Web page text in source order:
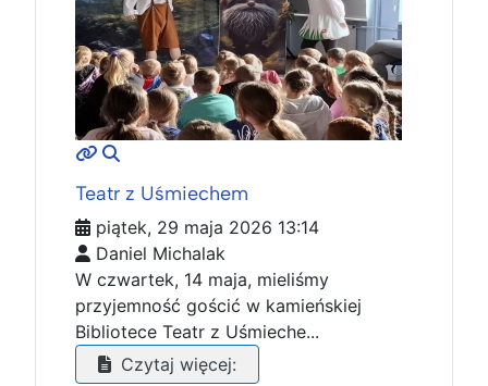
MOD_JTCS_VIEW_ARTICLE_LINK
Teatr z Uśmiechem
piątek, 29 maja 2026 13:14
Daniel Michalak
W czwartek, 14 maja, mieliśmy
przyjemność gościć w kamieńskiej
Bibliotece Teatr z Uśmieche...
Czytaj więcej: